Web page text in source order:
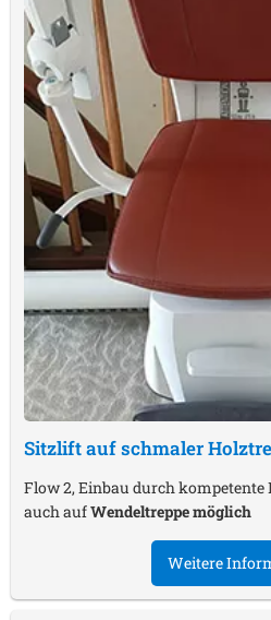
Sitzlift auf schmaler
Flow 2, Einbau durch
auch aufWendeltreppe möglich
Weitere